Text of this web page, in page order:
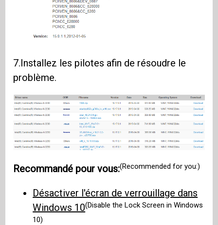
7.Installez les pilotes afin de résoudre le
problème.
Recommandé pour vous:(Recommended for you:)
Désactiver l'écran de verrouillage dans
Windows 10(Disable the Lock Screen in Windows
10)